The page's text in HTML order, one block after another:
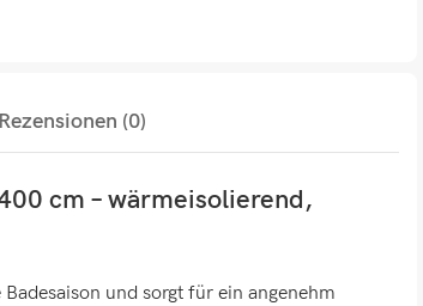
Rezensionen (0)
cm – wärmeisolierend,
und sorgt für ein angenehm